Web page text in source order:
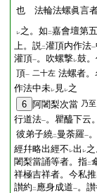
也 法輪法螺眞言
レ之。如 二嘉會壇第
上。説二灌頂内作法一
灌頂一。吹螺撃レ鼓
頂一 二十左 法螺者
作法中未レ 見レ之
6 阿闍梨次當 乃至
行道法一。瞿醯下云
彼弟子繞二 曼荼羅一
經幷略出經不 レ出 レ
闍梨當誦等者。指二
祥極吉祥者。今私推
讃約 二 應身成道一。讃